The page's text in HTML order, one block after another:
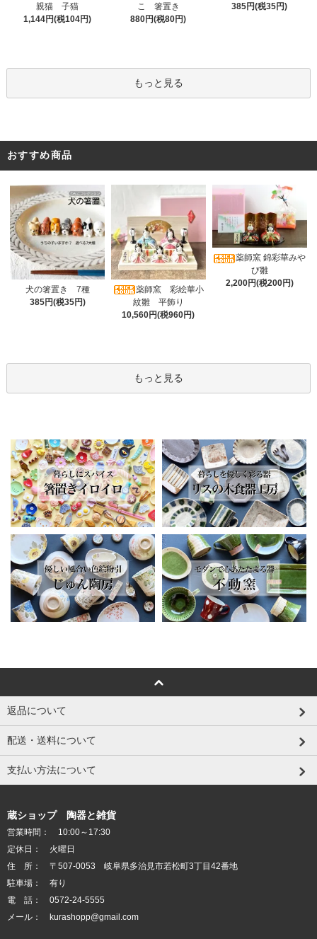
親猫 子猫
1,144円(税104円)
こ 箸置き
880円(税80円)
385円(税35円)
もっと見る
おすすめ商品
犬の箸置き 7種
385円(税35円)
薬師窯 彩絵華小
紋雛 平飾り
10,560円(税960円)
薬師窯 錦彩華みや
び雛
2,200円(税200円)
もっと見る
返品について
配送・送料について
支払い方法について
蔵ショップ 陶器と雑貨
営業時間： 10:00～17:30
定休日： 火曜日
住 所： 〒507-0053 岐阜県多治見市若松町3丁目42番地
駐車場： 有り
電 話： 0572-24-5555
メール： kurashopp@gmail.com